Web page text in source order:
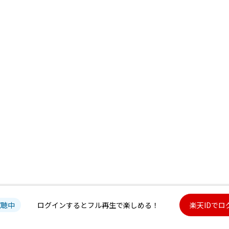
中 ログインするとフル再生で楽しめる！ 楽天IDでロ